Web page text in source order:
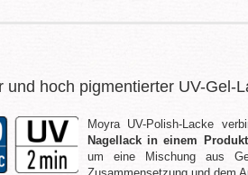
hoch pigmentierter UV-Gel-
Moyra UV-Polish-Lacke
Nagellack in einem Produkt
um eine Mischung aus